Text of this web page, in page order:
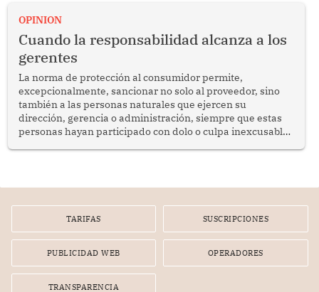
enfrenta desafíos en materia de desarrollo, cohesión
OPINION
Cuando la responsabilidad alcanza a los
gerentes
La norma de protección al consumidor permite,
excepcionalmente, sancionar no solo al proveedor, sino
también a las personas naturales que ejercen su
dirección, gerencia o administración, siempre que estas
personas hayan participado con dolo o culpa inexcusable
por la frustrada realización de un meet and greet con
TARIFAS SUSCRIPCIONES
PUBLICIDAD WEB OPERADORES
TRANSPARENCIA